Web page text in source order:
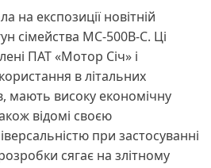
на експозиції новітній
сімейства МС-500В-C. Ці
ПАТ «Мотор Січ» і
в літальних
мають високу економічну
відомі своєю
при застосуванні
сягає на злітному